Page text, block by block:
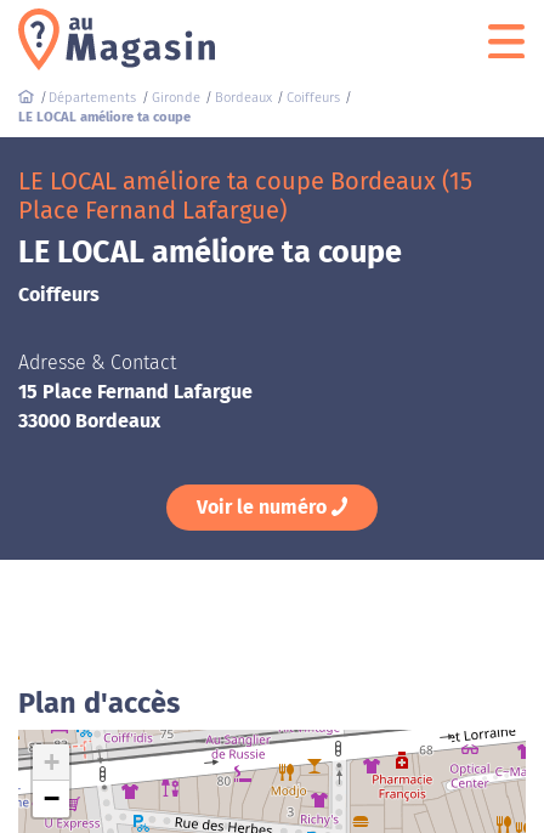
Départements Gironde Bordeaux
Coiffeurs
LE LOCAL améliore ta coupe
LE LOCAL améliore ta coupe Bordeaux (15
Place Fernand Lafargue)
LE LOCAL améliore ta coupe
Coiffeurs
Adresse & Contact
15 Place Fernand Lafargue
33000 Bordeaux
Voir le numéro
Plan d'accès
+
−